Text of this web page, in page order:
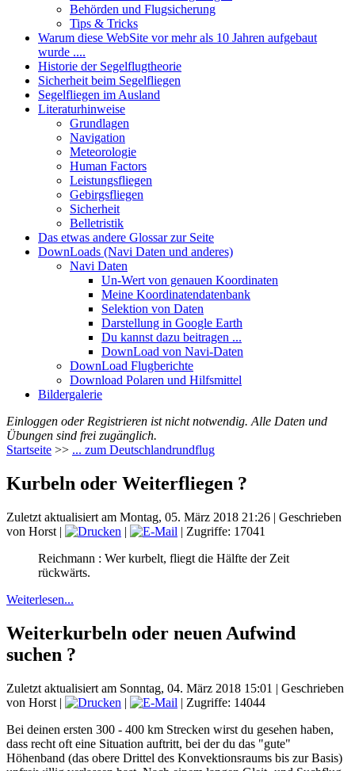
Behörden und Flugsicherung
Tips & Tricks
Warum diese WebSite vor mehr als 10 Jahren aufgebaut
wurde ....
Historie der Segelflugtheorie
Sicherheit beim Segelfliegen
Segelfliegen im Ausland
Literaturhinweise
Grundlagen
Navigation
Meteorologie
Human Factors
Leistungsfliegen
Gebirgsfliegen
Sicherheit
Belletristik
Das etwas andere Glossar zur Seite
DownLoads (Navi Daten und anderes)
Navi Daten
Un-Wert von genauen Koordinaten
Meine Koordinatendatenbank
Selektion von Daten
Darstellung in Google Earth
Du kannst dazu beitragen ...
DownLoad von Navi-Daten
DownLoad Flugberichte
Download Polaren und Hilfsmittel
Bildergalerie
Einloggen oder Registrieren ist nicht notwendig. Alle Daten und
Übungen sind frei zugänglich.
Startseite >> ... zum Deutschlandrundflug
Kurbeln oder Weiterfliegen ?
Zuletzt aktualisiert am Montag, 05. März 2018 21:26 | Geschrieben
von Horst | |
| Zugriffe: 17041
Reichmann : Wer kurbelt, fliegt die Hälfte der Zeit
rückwärts.
Weiterlesen...
Weiterkurbeln oder neuen Aufwind
suchen ?
Zuletzt aktualisiert am Sonntag, 04. März 2018 15:01 | Geschrieben
von Horst | |
| Zugriffe: 14044
Bei deinen ersten 300 - 400 km Strecken wirst du gesehen haben,
dass recht oft eine Situation auftritt, bei der du das "gute"
Höhenband (das obere Drittel des Konvektionsraums bis zur Basis)